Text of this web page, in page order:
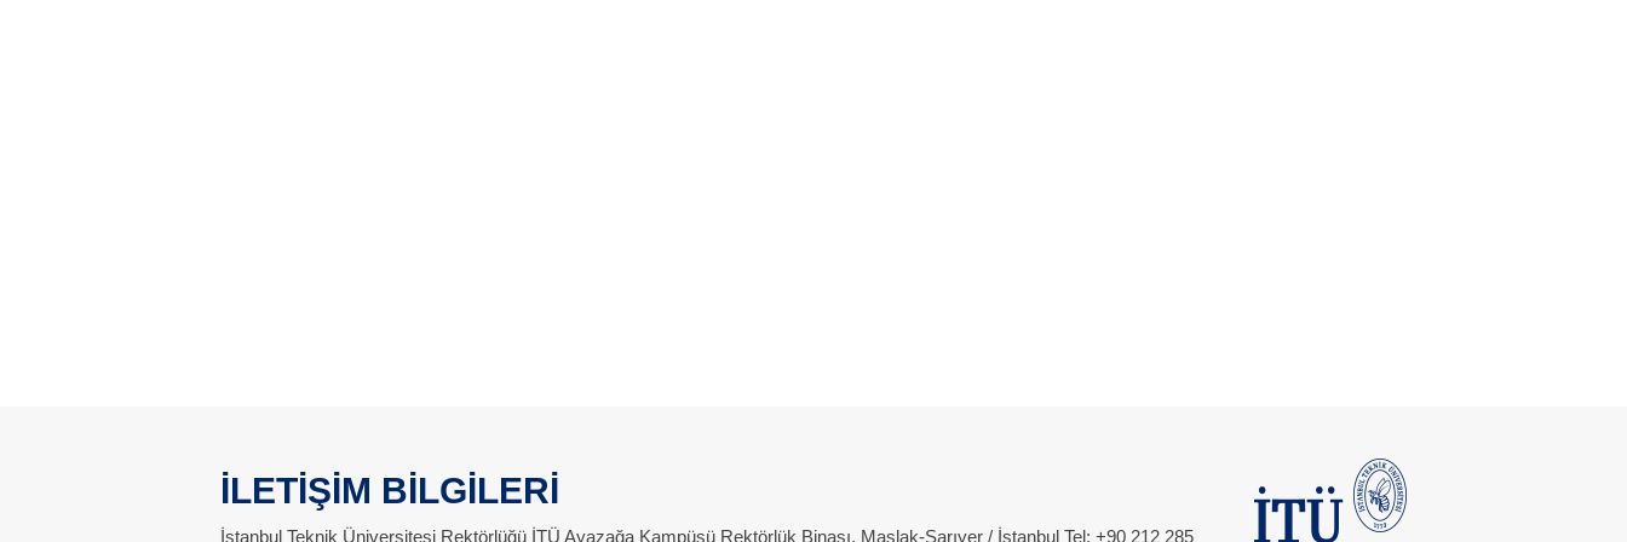
İLETİŞİM BİLGİLERİ
İstanbul Teknik Üniversitesi Rektörlüğü İTÜ Ayazağa Kampüsü Rektörlük Binası, Maslak-Sarıyer / İstanbul Tel: +90 212 285